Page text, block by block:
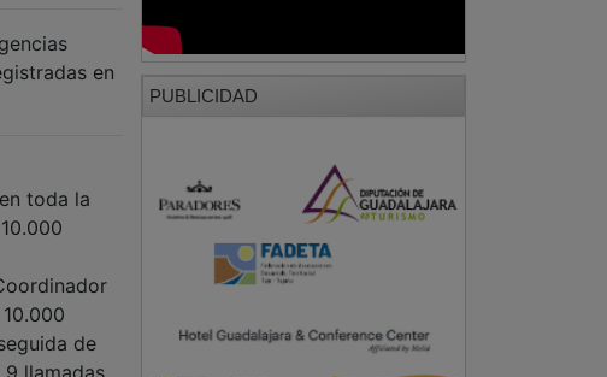
en
toda la
de
llamadas
PUBLICIDAD